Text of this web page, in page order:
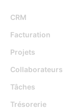
CRM
Facturation
Projets
Collaborateurs
Tâches
Trésorerie